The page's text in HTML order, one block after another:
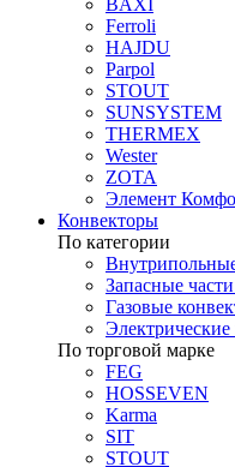
BAXI
Ferroli
HAJDU
Parpol
STOUT
SUNSYSTEM
THERMEX
Wester
ZOTA
Элемент
Конвекторы
По категории
Запасные
Газовые
По торговой марке
FEG
HOSSEVEN
Karma
SIT
STOUT